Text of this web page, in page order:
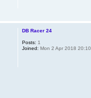
DB Racer 24
Posts: 1
Joined: Mon 2 Apr 2018 20:10